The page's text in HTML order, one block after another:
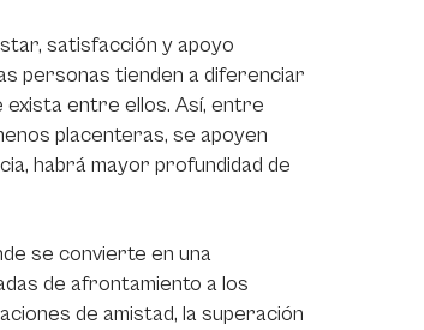
satisfacción y apoyo
personas tienden a diferenciar
exista entre ellos. Así, entre
placenteras, se apoyen
habrá mayor profundidad de
se convierte en una
de afrontamiento a los
de amistad, la superación